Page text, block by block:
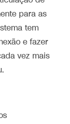
para as
tem
e fazer
vez mais